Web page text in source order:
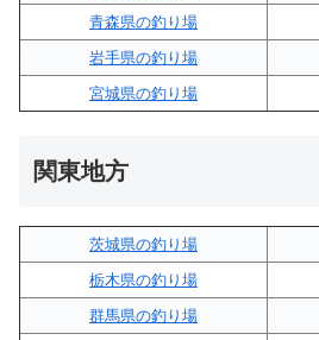
青森県の釣り場
岩手県の釣り場
宮城県の釣り場
関東地方
茨城県の釣り場
栃木県の釣り場
群馬県の釣り場